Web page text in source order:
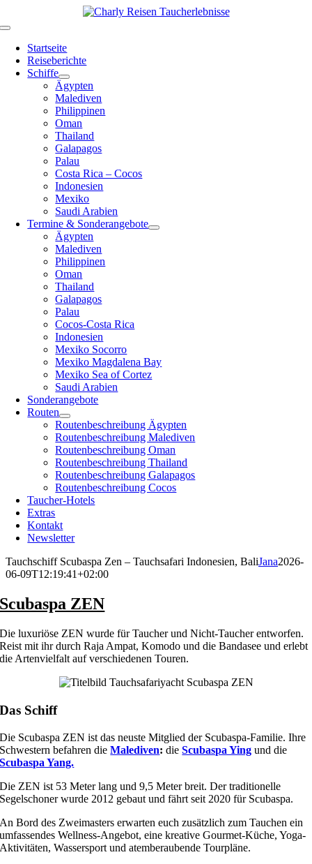
Inhalt
Toggle
NavigationStartseite
Reiseberichte
Schiffe
Ägypten
Malediven
Philippinen
Oman
Thailand
Galapagos
Palau
Costa Rica – Cocos
Indonesien
Mexiko
Saudi Arabien
Termine & Sonderangebote
Ägypten
Malediven
Philippinen
Oman
Thailand
Galapagos
Palau
Cocos-Costa Rica
Indonesien
Mexiko Socorro
Mexiko Magdalena Bay
Mexiko Sea of Cortez
Saudi Arabien
Sonderangebote
Routen
Routenbeschreibung Ägypten
Routenbeschreibung Malediven
Routenbeschreibung Oman
Routenbeschreibung Thailand
Routenbeschreibung Galapagos
Routenbeschreibung Cocos
Taucher-Hotels
Extras
Kontakt
Newsletter
Tauchschiff Scubaspa Zen – Tauchsafari Indonesien, BaliJana2026-
06-09T12:19:41+02:00
Scubaspa ZEN
Die luxuriöse ZEN wurde für Taucher und Nicht-Taucher entworfen.
Reist mit ihr durch Raja Ampat, Komodo und die Bandasee und erlebt
die Artenvielfalt auf verschiedenen Touren.
Das Schiff
Die Scubaspa ZEN ist das neuste Mitglied der Scubaspa-Familie. Ihre
Schwestern befahren dieMalediven: dieScubaspa Ying und die
Scubaspa Yang.
Die ZEN ist 53 Meter lang und 9,5 Meter breit. Der traditionelle
Segelschoner wurde 2012 gebaut und fährt seit 2020 für Scubaspa.
An Bord des Zweimasters erwarten euch zusätzlich zum Tauchen ein
umfassendes Wellness-Angebot, eine kreative Gourmet-Küche, Yoga-
Aktivitäten, Wassersport und atemberaubende Tourpläne.